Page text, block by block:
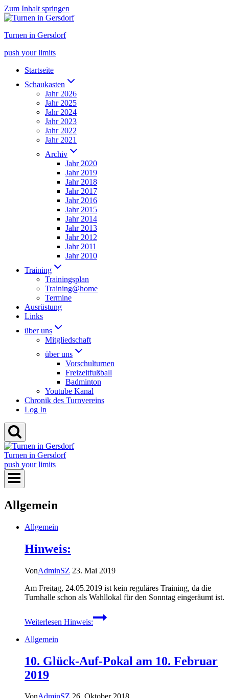
Zum Inhalt springen
Turnen in Gersdorf
push your limits
Startseite
Schaukasten
Jahr 2026
Jahr 2025
Jahr 2024
Jahr 2023
Jahr 2022
Jahr 2021
Archiv
Jahr 2020
Jahr 2019
Jahr 2018
Jahr 2017
Jahr 2016
Jahr 2015
Jahr 2014
Jahr 2013
Jahr 2012
Jahr 2011
Jahr 2010
Training
Trainingsplan
Training@home
Termine
Ausrüstung
Links
über uns
Mitgliedschaft
über uns
Vorschulturnen
Freizeitfußball
Badminton
Youtube Kanal
Chronik des Turnvereins
Log In
Turnen in Gersdorf
push your limits
Allgemein
Allgemein
Hinweis:
VonAdminSZ 23. Mai 2019
Am Freitag, 24.05.2019 ist kein reguläres Training, da die
Turnhalle schon als Wahllokal für den Sonntag eingeräumt ist.
Weiterlesen Hinweis:
Allgemein
10. Glück-Auf-Pokal am 10. Februar
2019